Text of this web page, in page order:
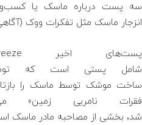
سه پست درباره ماسک یا
انزجار ماسک مثل تفکرات ووک
شامل پستی است که توضیح
ساخت موشک توسط ماسک را
فقرات نامریی
شد، بخشی از مصاحبه مادر ماسک